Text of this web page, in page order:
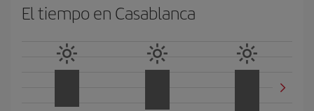
El tiempo en Casablanca